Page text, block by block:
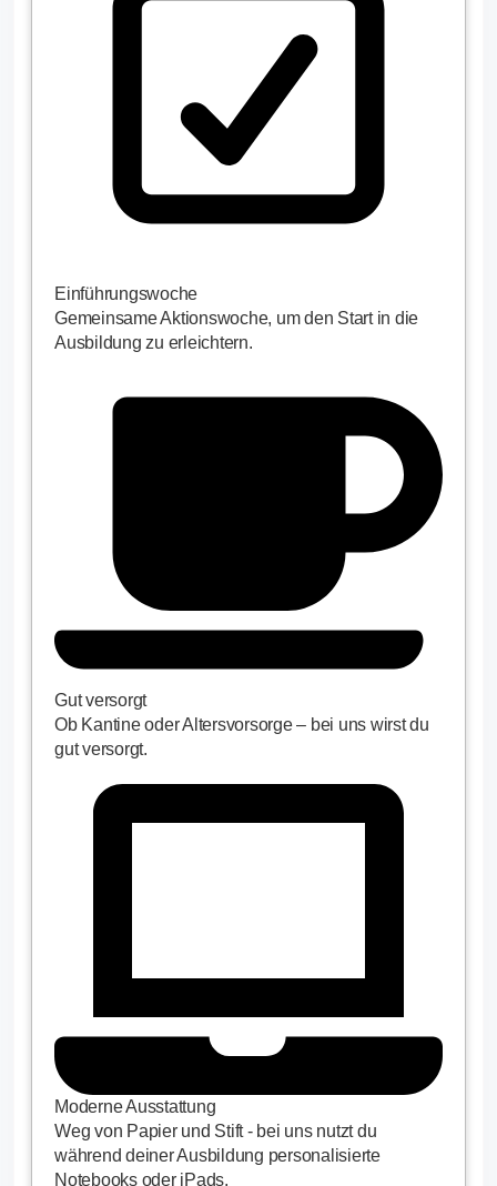
Einführungswoche
Gemeinsame Aktionswoche, um den Start in die
Ausbildung zu erleichtern.
Gut versorgt
Ob Kantine oder Altersvorsorge – bei uns wirst du
gut versorgt.
Moderne Ausstattung
Weg von Papier und Stift - bei uns nutzt du
während deiner Ausbildung personalisierte
Notebooks oder iPads.